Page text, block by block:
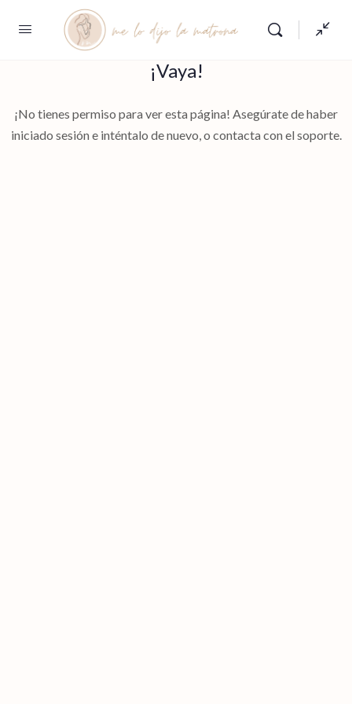
¡Vaya!
¡No tienes permiso para ver esta página! Asegúrate de haber
iniciado sesión e inténtalo de nuevo, o contacta con el soporte.